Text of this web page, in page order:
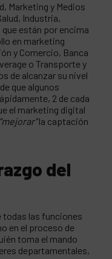
Marketing y Medios
Industria,
están por encima
en marketing
y Comercio, Banca
o Transporte y
de alcanzar su nivel
que algunos
2 de cada
el marketing digital
“mejorar”la captación
del
las funciones
en el proceso de
toma el mando
departamentales,